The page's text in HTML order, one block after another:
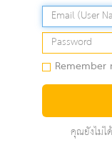
Remember
คุณยังไม่ไ